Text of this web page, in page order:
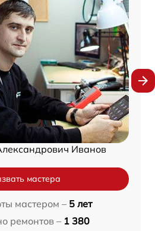
Иванов
мастера
мастером – 5 лет
ремонтов – 1 380